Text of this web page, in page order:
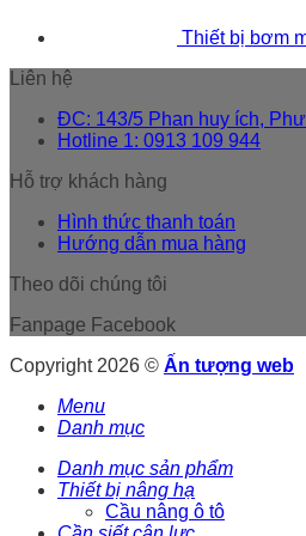
Thiết bị bơm
Liên hệ
ĐC: 143/5 Phan huy ích,
Hotline 1: 0913 109 944
Hỗ trợ khách hàng
Hình thức thanh toán
Hướng dẫn mua hàng
Theo dõi chúng tôi
Fanpage Facebook
Copyright 2026 © Ấn tượng web
Menu
Danh mục
Danh mục sản phẩm
Thiết bị nâng hạ
Cầu nâng ô tô